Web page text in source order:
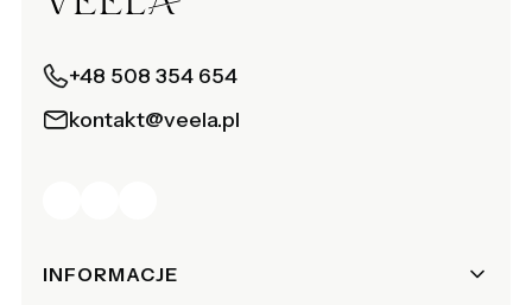
+48 508 354 654
kontakt@veela.pl
Linki w stopce
INFORMACJE